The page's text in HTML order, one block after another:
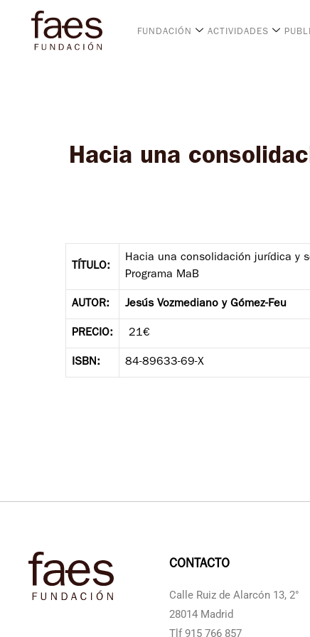
FUNDACIÓN ACTIVIDADES
Hacia una
TÍTULO:
Hacia una consolidación jurídica y
Programa MaB
AUTOR: Jesús Vozmediano y Gómez-Feu
PRECIO: 21€
ISBN: 84-89633-69-X
CONTACTO
Calle Ruiz de Alarcón 13, 2°
28014 Madrid
Tlf 915 766 857